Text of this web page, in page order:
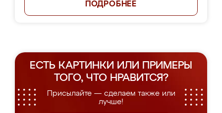
ПОДРОБНЕЕ
ЕСТЬ КАРТИНКИ ИЛИ ПРИМЕРЫ
ТОГО, ЧТО НРАВИТСЯ?
Присылайте — сделаем также или
лучше!